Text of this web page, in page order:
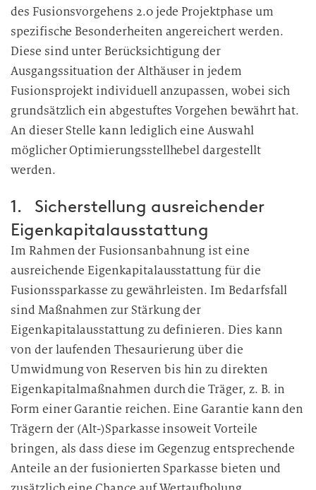
des Fusionsvorgehens 2.0 jede Projektphase um
spezifische Besonderheiten angereichert werden.
Diese sind unter Berücksichtigung der
Ausgangssituation der Althäuser in jedem
Fusionsprojekt individuell anzupassen, wobei sich
grundsätzlich ein abgestuftes Vorgehen bewährt hat.
An dieser Stelle kann lediglich eine Auswahl
möglicher Optimierungsstellhebel dargestellt
werden.
1. Sicherstellung ausreichender
Eigenkapitalausstattung
Im Rahmen der Fusionsanbahnung ist eine
ausreichende Eigenkapitalausstattung für die
Fusionssparkasse zu gewährleisten. Im Bedarfsfall
sind Maßnahmen zur Stärkung der
Eigenkapitalausstattung zu definieren. Dies kann
von der laufenden Thesaurierung über die
Umwidmung von Reserven bis hin zu direkten
Eigenkapitalmaßnahmen durch die Träger, z. B. in
Form einer Garantie reichen. Eine Garantie kann den
Trägern der (Alt-)Sparkasse insoweit Vorteile
bringen, als dass diese im Gegenzug entsprechende
Anteile an der fusionierten Sparkasse bieten und